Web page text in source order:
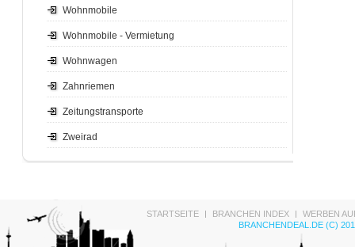
Wohnmobile
Wohnmobile - Vermietung
Wohnwagen
Zahnriemen
Zeitungstransporte
Zweirad
STARTSEITE BRANCHEN INDEX
WERBEN
BRANCHENDEAL.DE (C)